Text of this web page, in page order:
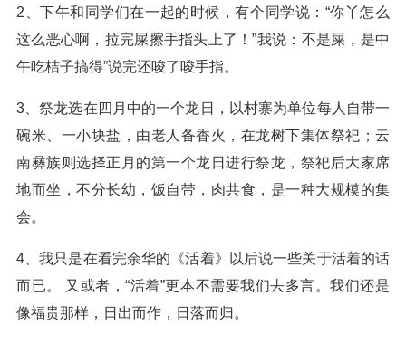
2、下午和同学们在一起的时候，有个同学说：“你丫怎么
这么恶心啊，拉完屎擦手指头上了！”我说：不是屎，是中
午吃桔子搞得”说完还唆了唆手指。
3、祭龙选在四月中的一个龙日，以村寨为单位每人自带一
碗米、一小块盐，由老人备香火，在龙树下集体祭祀；云
南彝族则选择正月的第一个龙日进行祭龙，祭祀后大家席
地而坐，不分长幼，饭自带，肉共食，是一种大规模的集
会。
4、我只是在看完余华的《活着》以后说一些关于活着的话
而已。 又或者，“活着”更本不需要我们去多言。我们还是
像福贵那样，日出而作，日落而归。